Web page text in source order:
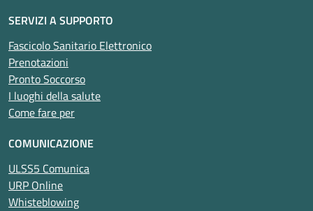
SERVIZI A SUPPORTO
Fascicolo Sanitario Elettronico
Prenotazioni
Pronto Soccorso
I luoghi della salute
Come fare per
COMUNICAZIONE
ULSS5 Comunica
URP Online
Whisteblowing